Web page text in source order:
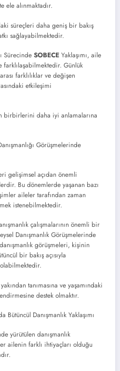
ele alınmaktadır.
süreçleri daha geniş bir bakış
sağlayabilmektedir.
Sürecinde SOBECE Yaklaşımı, aile
Günlük
farklılıklar ve değişen
etkileşimi
birbirlerini daha iyi anlamalarına
Görüşmelerinde
gelişimsel açıdan önemli
Bu dönemlerde yaşanan bazı
aileler tarafından zaman
istenebilmektedir.
çalışmalarının önemli bir
Danışmanlık Görüşmelerinde
görüşmeleri, kişinin
bir bakış açısıyla
tanımasına ve yaşamındaki
destek olmaktır.
Bütüncül Danışmanlık Yaklaşımı
yürütülen danışmanlık
ailenin farklı ihtiyaçları olduğu